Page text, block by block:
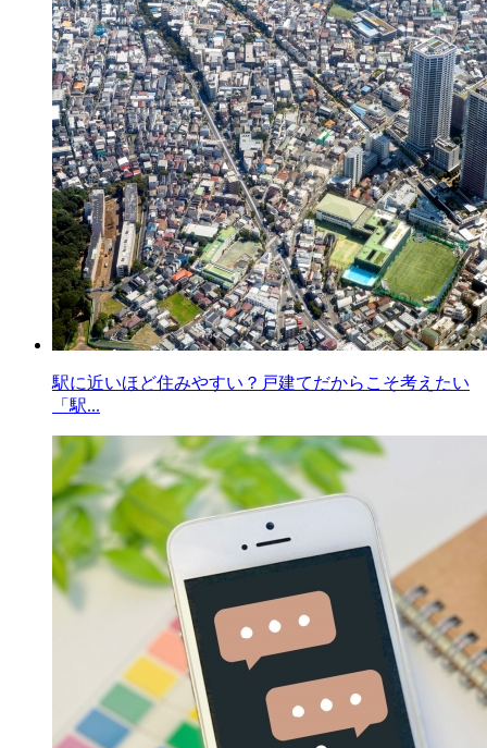
駅に近いほど住みやすい？戸建てだからこそ考えたい
「駅...